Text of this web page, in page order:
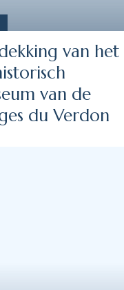
van het
van de
du Verdon